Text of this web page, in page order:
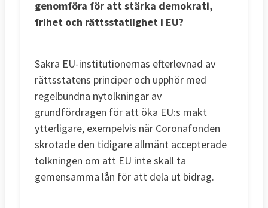
genomföra för att stärka demokrati,
frihet och rättsstatlighet i EU?
Säkra EU-institutionernas efterlevnad av
rättsstatens principer och upphör med
regelbundna nytolkningar av
grundfördragen för att öka EU:s makt
ytterligare, exempelvis när Coronafonden
skrotade den tidigare allmänt accepterade
tolkningen om att EU inte skall ta
gemensamma lån för att dela ut bidrag.